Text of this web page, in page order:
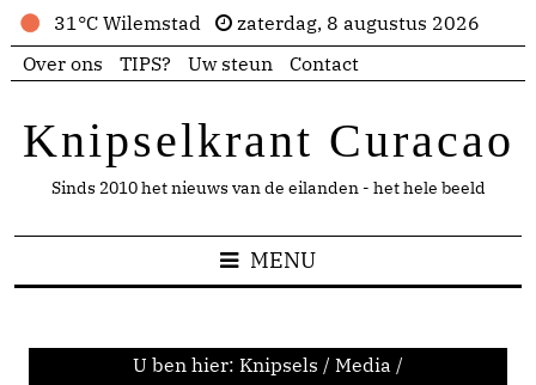
31°C Wilemstad
zaterdag, 8 augustus 2026
Over ons
TIPS? Uw steun Contact
Knipselkrant Curacao
Sinds 2010 het nieuws van de eilanden - het hele beeld
MENU
U ben hier: Knipsels / Media /